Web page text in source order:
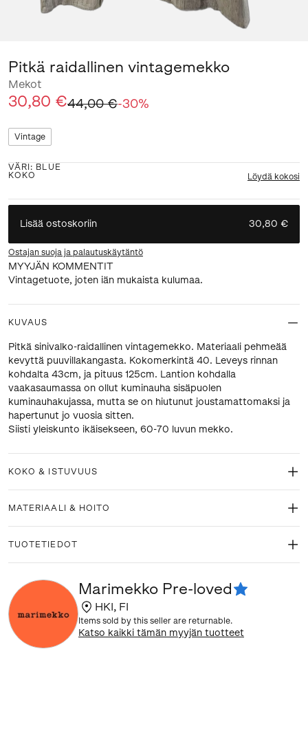
Pitkä raidallinen vintagemekko
Mekot
30,80 €44,00 €-30%
Vintage
VÄRI : BLUE
KOKO
Löydä kokosi
Lisää ostoskoriin 30,80 €
Ostajan suoja ja palautuskäytäntö
MYYJÄN KOMMENTIT
Vintagetuote, joten iän mukaista kulumaa.
KUVAUS
Pitkä sinivalko-raidallinen vintagemekko. Materiaali pehmeää
kevyttä puuvillakangasta. Kokomerkintä 40. Leveys rinnan
kohdalta 43cm, ja pituus 125cm. Lantion kohdalla
vaakasaumassa on ollut kuminauha sisäpuolen
kuminauhakujassa, mutta se on hiutunut joustamattomaksi ja
hapertunut jo vuosia sitten.
Siisti yleiskunto ikäisekseen, 60-70 luvun mekko.
KOKO & ISTUVUUS
MATERIAALI & HOITO
TUOTETIEDOT
Marimekko Pre-loved
HKI, FI
Items sold by this seller are returnable.
Katso kaikki tämän myyjän tuotteet